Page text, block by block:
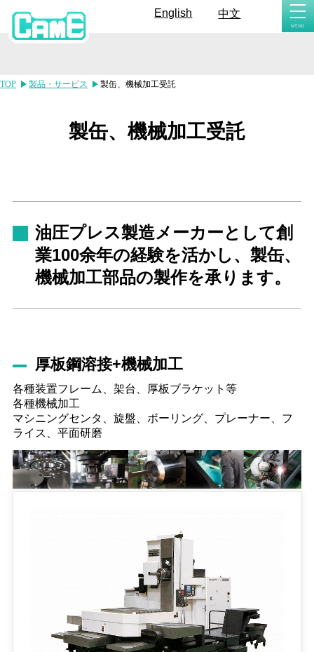
中文
English
TOP 製品・サービス 製缶、機械加工受託
製缶、機械加工受託
油圧プレス製造メーカーとして創
業100余年の経験を活かし、製缶、
機械加工部品の製作を承ります。
厚板鋼溶接+機械加工
各種装置フレーム、架台、厚板ブラケット等
各種機械加工
マシニングセンタ、旋盤、ボーリング、プレーナー、フ
ライス、平面研磨